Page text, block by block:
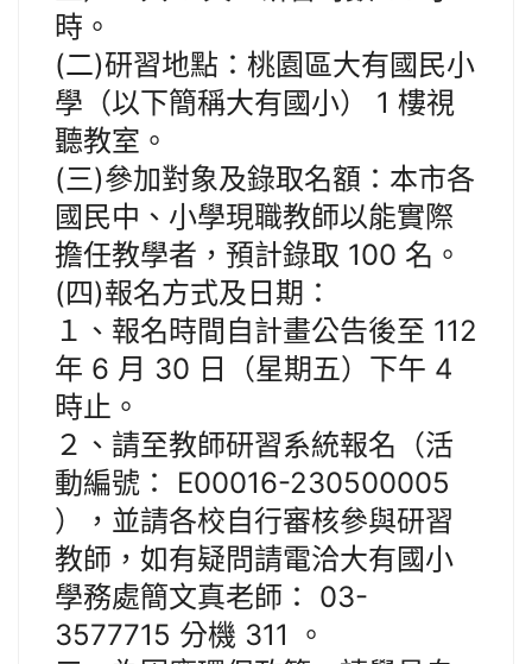
時。
(二)研習地點：桃園區大有國民小
學（以下簡稱大有國小） 1 樓視
聽教室。
(三)參加對象及錄取名額：本市各
國民中、小學現職教師以能實際
擔任教學者，預計錄取 100 名。
(四)報名方式及日期：
１、報名時間自計畫公告後至 112
年 6 月 30 日（星期五）下午 4
時止。
２、請至教師研習系統報名（活
動編號： E00016-230500005
），並請各校自行審核參與研習
教師，如有疑問請電洽大有國小
學務處簡文真老師： 03-
3577715 分機 311 。